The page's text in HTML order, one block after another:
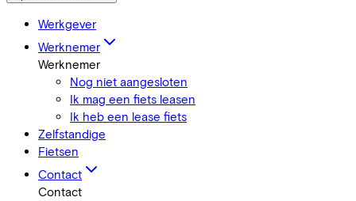
Werkgever
Werknemer
Werknemer
Nog niet aangesloten
Ik mag een fiets leasen
Ik heb een lease fiets
Zelfstandige
Fietsen
Contact
Contact